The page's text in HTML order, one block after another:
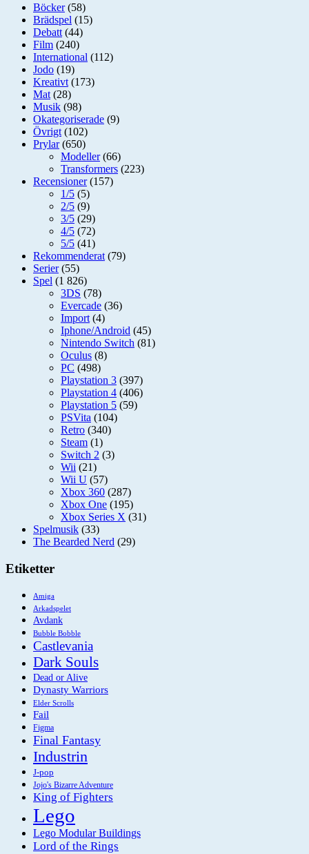
Böcker(58)
Brädspel (15)
Debatt (44)
Film (240)
International (112)
Jodo (19)
Kreativt (173)
Mat (28)
Musik (98)
Okategoriserade (9)
Övrigt (102)
Prylar(650)
Modeller(66)
Transformers (223)
Recensioner(157)
1/5 (5)
2/5 (9)
3/5 (29)
4/5 (72)
5/5 (41)
Rekommenderat (79)
Serier(55)
Spel (1 826)
3DS (78)
Evercade (36)
Import (4)
Iphone/Android (45)
Nintendo Switch (81)
Oculus (8)
PC (498)
Playstation 3 (397)
Playstation 4 (406)
Playstation 5 (59)
PSVita (104)
Retro (340)
Steam (1)
Switch 2 (3)
Wii (21)
Wii U (57)
Xbox 360 (287)
Xbox One (195)
Xbox Series X (31)
Spelmusik (33)
The Bearded Nerd (29)
Etiketter
Amiga
Arkadspelet
Avdank
Bubble Bobble
Castlevania
Dark Souls
Dead or Alive
Dynasty Warriors
Elder Scrolls
Fail
Figma
Final Fantasy
Industrin
J-pop
Jojo's Bizarre Adventure
King of Fighters
Lego
Lego Modular Buildings
Lord of the Rings